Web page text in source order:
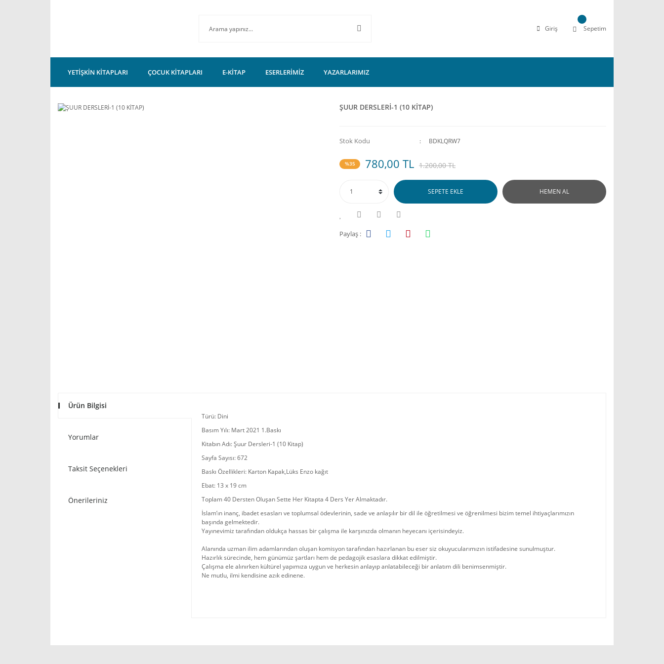
Giriş Sepetim
YETİŞKİN KİTAPLARI ÇOCUK KİTAPLARI E-KİTAP ESERLERİMİZ YAZARLARIMIZ
ŞUUR DERSLERİ-1 (10 KİTAP)
Stok Kodu BDKLQRW7
%35 780,00 TL 1.200,00 TL
SEPETE EKLE HEMEN AL
Paylaş :
Ürün Bilgisi
Yorumlar
Taksit Seçenekleri
Önerileriniz
Türü: Dini
Basım Yılı: Mart 2021 1.Baskı
Kitabın Adı: Şuur Dersleri-1 (10 Kitap)
Sayfa Sayısı: 672
Baskı Özellikleri: Karton Kapak,Lüks Enzo kağıt
Ebat: 13 x 19 cm
Toplam 40 Dersten Oluşan Sette Her Kitapta 4 Ders Yer Almaktadır.
İslam’ın inanç, ibadet esasları ve toplumsal ödevlerinin, sade ve anlaşılır bir dil ile öğretilmesi ve öğrenilmesi bizim temel ihtiyaçlarımızın
başında gelmektedir.
Yayınevimiz tarafından oldukça hassas bir çalışma ile karşınızda olmanın heyecanı içerisindeyiz.
Alanında uzman ilim adamlarından oluşan komisyon tarafından hazırlanan bu eser siz okuyucularımızın istifadesine sunulmuştur.
Hazırlık sürecinde, hem günümüz şartları hem de pedagojik esaslara dikkat edilmiştir.
Çalışma ele alınırken kültürel yapımıza uygun ve herkesin anlayıp anlatabileceği bir anlatım dili benimsenmiştir.
Ne mutlu, ilmi kendisine azık edinene.